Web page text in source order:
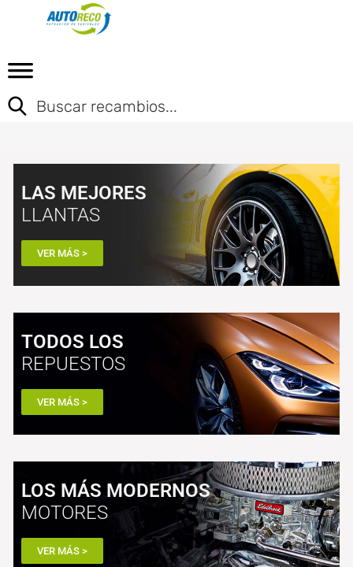
LAS MEJORES
LLANTAS
VER MÁS >
TODOS LOS
REPUESTOS
VER MÁS >
LOS MÁS MODERNOS
MOTORES
VER MÁS >